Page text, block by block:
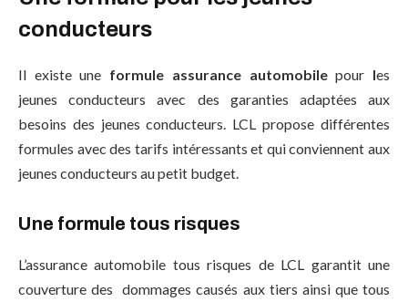
conducteurs
Il existe une formule assurance automobilepour les
jeunes conducteurs avec des garanties adaptées aux
besoins des jeunes conducteurs. LCL propose différentes
formules avec des tarifs intéressants et qui conviennent aux
jeunes conducteurs au petit budget.
Une formule tous risques
L’assurance automobile tous risques de LCL garantit une
couverture des dommages causés aux tiers ainsi que tous